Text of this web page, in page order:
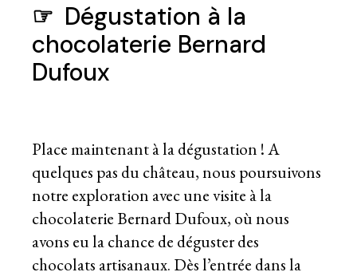
☞ Dégustation à la
chocolaterie Bernard
Dufoux
Place maintenant à la dégustation ! A
quelques pas du château, nous poursuivons
notre exploration avec une visite à la
chocolaterie Bernard Dufoux, où nous
avons eu la chance de déguster des
chocolats artisanaux. Dès l’entrée dans la